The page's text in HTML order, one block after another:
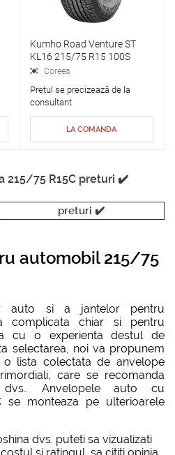
Kumho Road Venture ST
KL16 215/75 R15 100S
Coreea
Prețul se precizează de la
consultant
LA COMANDA
215/75 R15C preturi ✔️
preturi ✔️
automobil 215/75
auto si a jantelor pentru
complicata chiar si pentru
cu o experienta destul de
selectarea, noi va propunem
lista colectata de anvelope
care se recomanda
dvs.. Anvelopele auto cu
se monteaza pe ulterioarele
dvs. puteti sa vizualizati